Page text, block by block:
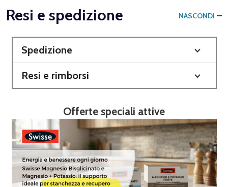
Resi e spedizione NASCONDI
Spedizione
Resi e rimborsi
Offerte speciali attive